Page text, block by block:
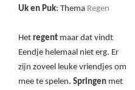
Uk en Puk: Thema Regen
Het regent maar dat vindt
Eendje helemaal niet erg. Er
zijn zoveel leuke vriendjes om
mee te spelen. Springen met